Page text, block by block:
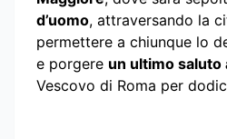
d’uomo, attraversando la
permettere a chiunque lo
e porgere un ultimo saluto
Vescovo di Roma per